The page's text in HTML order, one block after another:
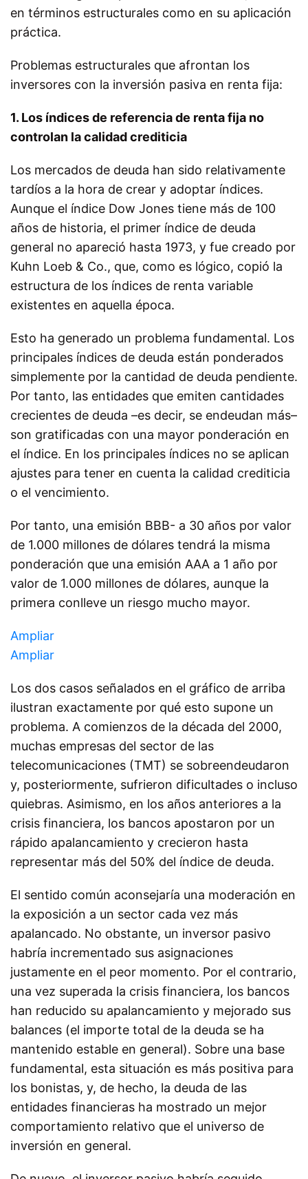
en términos estructurales como en su aplicación
práctica.
Problemas estructurales que afrontan los
inversores con la inversión pasiva en renta fija:
1. Los índices de referencia de renta fija no
controlan la calidad crediticia
Los mercados de deuda han sido relativamente
tardíos a la hora de crear y adoptar índices.
Aunque el índice Dow Jones tiene más de 100
años de historia, el primer índice de deuda
general no apareció hasta 1973, y fue creado por
Kuhn Loeb & Co., que, como es lógico, copió la
estructura de los índices de renta variable
existentes en aquella época.
Esto ha generado un problema fundamental. Los
principales índices de deuda están ponderados
simplemente por la cantidad de deuda pendiente.
Por tanto, las entidades que emiten cantidades
crecientes de deuda –es decir, se endeudan más–
son gratificadas con una mayor ponderación en
el índice. En los principales índices no se aplican
ajustes para tener en cuenta la calidad crediticia
o el vencimiento.
Por tanto, una emisión BBB- a 30 años por valor
de 1.000 millones de dólares tendrá la misma
ponderación que una emisión AAA a 1 año por
valor de 1.000 millones de dólares, aunque la
primera conlleve un riesgo mucho mayor.
Ampliar
Ampliar
Los dos casos señalados en el gráfico de arriba
ilustran exactamente por qué esto supone un
problema. A comienzos de la década del 2000,
muchas empresas del sector de las
telecomunicaciones (TMT) se sobreendeudaron
y, posteriormente, sufrieron dificultades o incluso
quiebras. Asimismo, en los años anteriores a la
crisis financiera, los bancos apostaron por un
rápido apalancamiento y crecieron hasta
representar más del 50% del índice de deuda.
El sentido común aconsejaría una moderación en
la exposición a un sector cada vez más
apalancado. No obstante, un inversor pasivo
habría incrementado sus asignaciones
justamente en el peor momento. Por el contrario,
una vez superada la crisis financiera, los bancos
han reducido su apalancamiento y mejorado sus
balances (el importe total de la deuda se ha
mantenido estable en general). Sobre una base
fundamental, esta situación es más positiva para
los bonistas, y, de hecho, la deuda de las
entidades financieras ha mostrado un mejor
comportamiento relativo que el universo de
inversión en general.